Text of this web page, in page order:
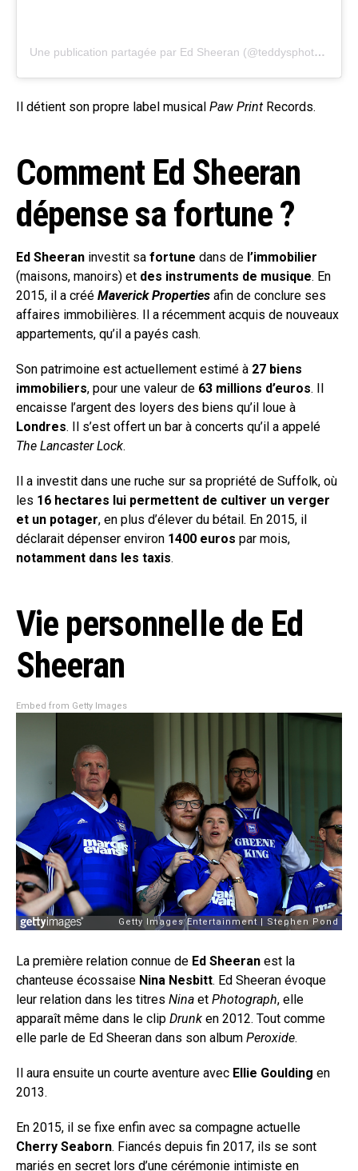
Une publication partagée par Ed Sheeran (@teddysphotos)
Il détient son propre label musical Paw Print Records.
Comment Ed Sheeran
dépense sa fortune ?
Ed Sheeran investit sa fortune dans de l’immobilier
(maisons, manoirs) et des instruments de musique. En
2015, il a créé Maverick Properties afin de conclure ses
affaires immobilières. Il a récemment acquis de nouveaux
appartements, qu’il a payés cash.
Son patrimoine est actuellement estimé à 27 biens
immobiliers, pour une valeur de 63 millions d’euros. Il
encaisse l’argent des loyers des biens qu’il loue à
Londres. Il s’est offert un bar à concerts qu’il a appelé
The Lancaster Lock.
Il a investit dans une ruche sur sa propriété de Suffolk, où
les 16 hectares lui permettent de cultiver un verger
et un potager, en plus d’élever du bétail. En 2015, il
déclarait dépenser environ 1400 euros par mois,
notamment dans les taxis.
Vie personnelle de Ed
Sheeran
Embed from Getty Images
La première relation connue de Ed Sheeran est la
chanteuse écossaise Nina Nesbitt. Ed Sheeran évoque
leur relation dans les titres Nina et Photograph, elle
apparaît même dans le clip Drunk en 2012. Tout comme
elle parle de Ed Sheeran dans son album Peroxide.
Il aura ensuite un courte aventure avec Ellie Goulding en
2013.
En 2015, il se fixe enfin avec sa compagne actuelle
Cherry Seaborn. Fiancés depuis fin 2017, ils se sont
mariés en secret lors d’une cérémonie intimiste en